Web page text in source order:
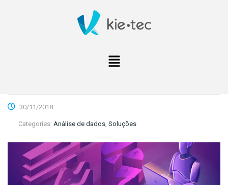
30/11/2018
Categories: Análise de dados, Soluções